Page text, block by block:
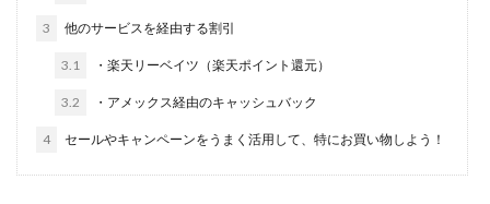
3 他のサービスを経由する割引
3.1 ・楽天リーベイツ（楽天ポイント還元）
3.2 ・アメックス経由のキャッシュバック
4 セールやキャンペーンをうまく活用して、特にお買い物しよう！